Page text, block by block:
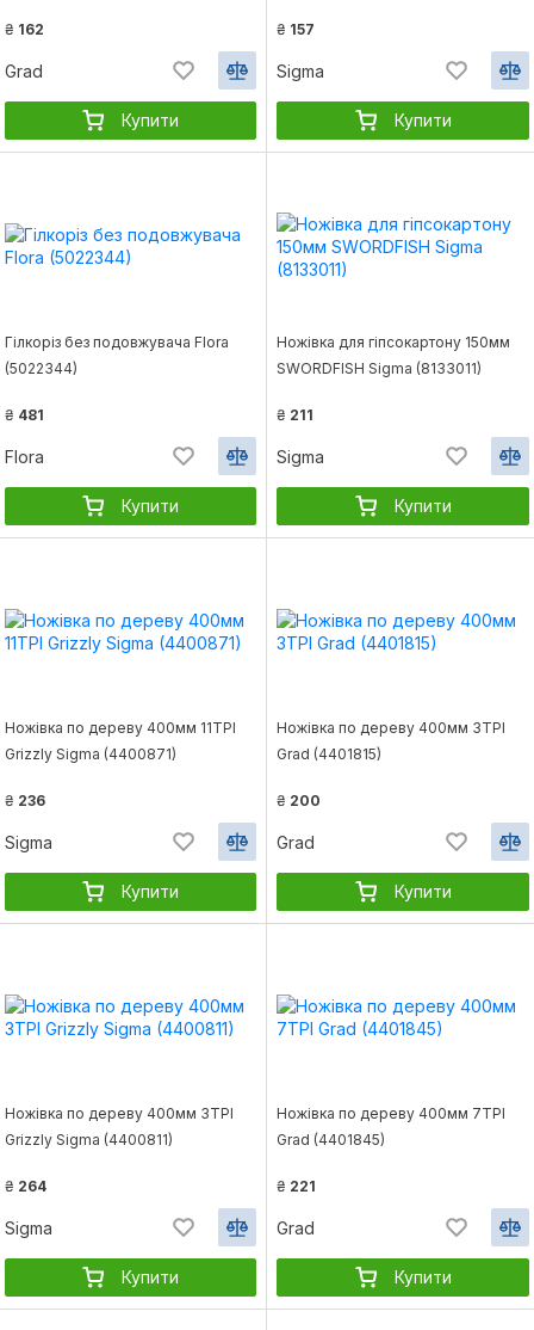
₴ 162
Grad
Купити
₴ 157
Sigma
Купити
Гілкоріз без подовжувача Flora
(5022344)
₴ 481
Flora
Купити
Ножівка для гіпсокартону 150мм
SWORDFISH Sigma (8133011)
₴ 211
Sigma
Купити
Ножівка по дереву 400мм 11TPI
Grizzly Sigma (4400871)
₴ 236
Sigma
Купити
Ножівка по дереву 400мм 3TPI
Grad (4401815)
₴ 200
Grad
Купити
Ножівка по дереву 400мм 3TPI
Grizzly Sigma (4400811)
₴ 264
Sigma
Купити
Ножівка по дереву 400мм 7TPI
Grad (4401845)
₴ 221
Grad
Купити